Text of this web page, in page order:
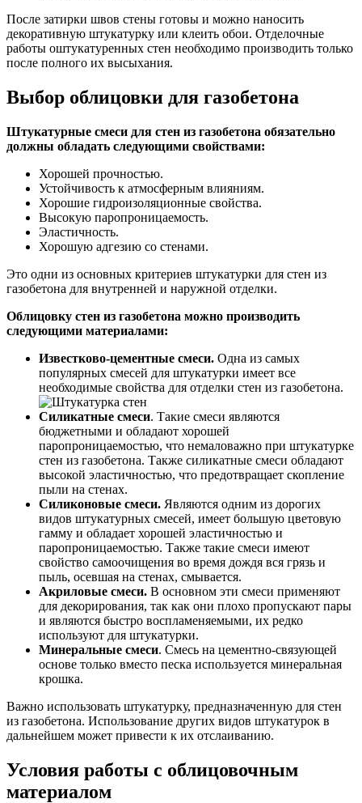
После затирки швов стены готовы и можно наносить
декоративную штукатурку или клеить обои. Отделочные
работы оштукатуренных стен необходимо производить только
после полного их высыхания.
Выбор облицовки для газобетона
Штукатурные смеси для стен из газобетона обязательно
должны обладать следующими свойствами:
Хорошей прочностью.
Устойчивость к атмосферным влияниям.
Хорошие гидроизоляционные свойства.
Высокую паропроницаемость.
Эластичность.
Хорошую адгезию со стенами.
Это одни из основных критериев штукатурки для стен из
газобетона для внутренней и наружной отделки.
Облицовку стен из газобетона можно производить
следующими материалами:
Известково-цементные смеси. Одна из самых
популярных смесей для штукатурки имеет все
необходимые свойства для отделки стен из газобетона.
Силикатные смеси. Такие смеси являются
бюджетными и обладают хорошей
паропроницаемостью, что немаловажно при штукатурке
стен из газобетона. Также силикатные смеси обладают
высокой эластичностью, что предотвращает скопление
пыли на стенах.
Силиконовые смеси. Являются одним из дорогих
видов штукатурных смесей, имеет большую цветовую
гамму и обладает хорошей эластичностью и
паропроницаемостью. Также такие смеси имеют
свойство самоочищения во время дождя вся грязь и
пыль, осевшая на стенах, смывается.
Акриловые смеси. В основном эти смеси применяют
для декорирования, так как они плохо пропускают пары
и являются быстро воспламеняемыми, их редко
используют для штукатурки.
Минеральные смеси. Смесь на цементно-связующей
основе только вместо песка используется минеральная
крошка.
Важно использовать штукатурку, предназначенную для стен
из газобетона. Использование других видов штукатурок в
дальнейшем может привести к их отслаиванию.
Условия работы с облицовочным
материалом